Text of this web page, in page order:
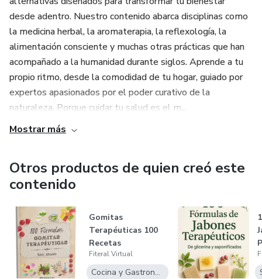
desde adentro. Nuestro contenido abarca disciplinas como
la medicina herbal, la aromaterapia, la reflexología, la
alimentación consciente y muchas otras prácticas que han
acompañado a la humanidad durante siglos. Aprende a tu
propio ritmo, desde la comodidad de tu hogar, guiado por
expertos apasionados por el poder curativo de la
naturaleza. Porque cuidar tu salud es el m...
Mostrar más
Otros productos de quien creó este
contenido
Gomitas
Terapéuticas 100
Recetas
Fiteral Virtual
Cocina y Gastronomía